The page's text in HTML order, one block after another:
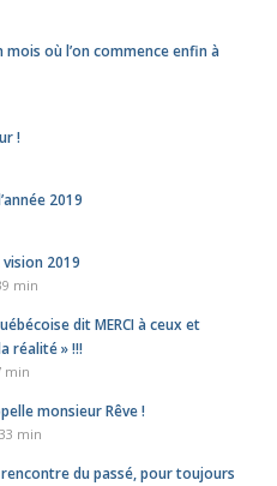
mois où l’on commence enfin à
!
2019
vision 2019
min
dit MERCI à ceux et
réalité » !!!
min
monsieur Rêve !
min
du passé, pour toujours